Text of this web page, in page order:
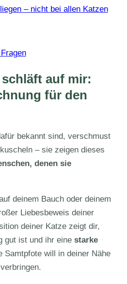
– nicht bei allen Katzen
auf mir:
für den
bekannt sind, verschmust
– sie zeigen dieses
denen sie
deinem Bauch oder deinem
Liebesbeweis deiner
deiner Katze zeigt dir,
gut ist und ihr eine starke
Samtpfote will in deiner Nähe